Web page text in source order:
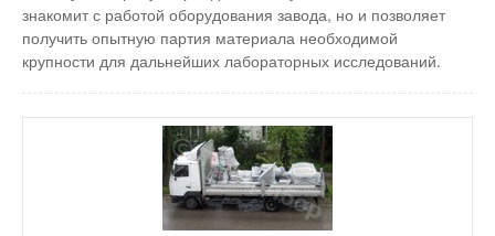
знакомит с работой оборудования завода, но и позволяет
получить опытную партия материала необходимой
крупности для дальнейших лабораторных исследований.